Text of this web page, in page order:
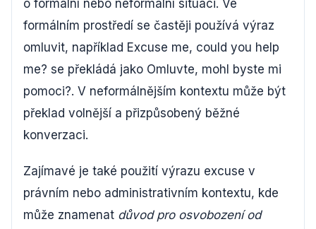
o formální nebo neformální situaci. Ve
formálním prostředí se častěji používá výraz
omluvit, například Excuse me, could you help
me? se překládá jako Omluvte, mohl byste mi
pomoci?. V neformálnějším kontextu může být
překlad volnější a přizpůsobený běžné
konverzaci.
Zajímavé je také použití výrazu excuse v
právním nebo administrativním kontextu, kde
může znamenat důvod pro osvobození od